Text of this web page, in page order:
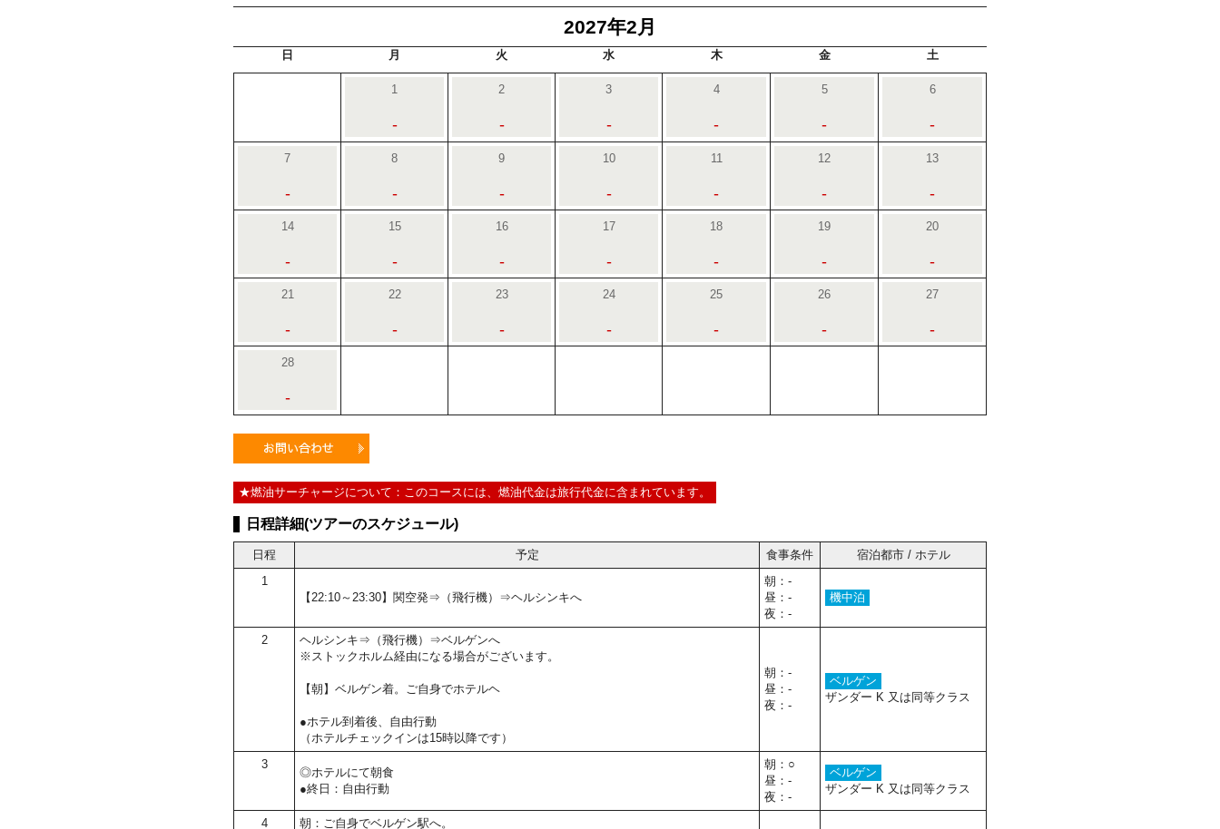
2027年2月
日 月 火 水 木 金 土
1
-
2
-
3
-
4
-
5
-
6
-
7
-
8
-
9
-
10
-
11
-
12
-
13
-
14
-
15
-
16
-
17
-
18
-
19
-
20
-
21
-
22
-
23
-
24
-
25
-
26
-
27
-
28
-
★燃油サーチャージについて：このコースには、燃油代金は旅行代金に含まれています。
日程詳細(ツアーのスケジュール)
日程 予定 食事条件
宿泊都市 / ホテル
1
【22:10～23:30】関空発⇒（飛行機）⇒ヘルシンキへ
朝：-
昼：-
夜：-
機中泊
2
ヘルシンキ⇒（飛行機）⇒ベルゲンへ
※ストックホルム経由になる場合がございます。
【朝】ベルゲン着。ご自身でホテルヘ
●ホテル到着後、自由行動
（ホテルチェックインは15時以降です）
朝：-
昼：-
夜：-
ベルゲン
ザンダー K 又は同等クラス
3
◎ホテルにて朝食
●終日：自由行動
朝：○
昼：-
夜：-
ベルゲン
ザンダー K 又は同等クラス
4
朝：ご自身でベルゲン駅へ。